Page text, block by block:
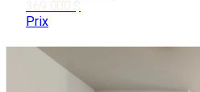
Prix